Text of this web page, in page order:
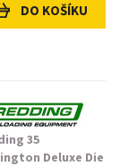
DO KOŠÍKU
35
Deluxe Die